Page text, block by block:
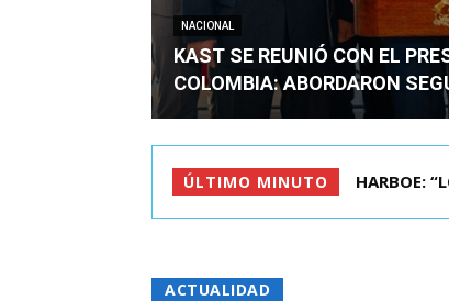
NACIONAL
KAST SE REUNIÓ CON EL
COLOMBIA: ABORDARON
ÚLTIMO MINUTO
ACTUALIDAD